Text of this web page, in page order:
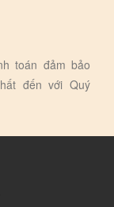
toán đảm bảo
đến với Quý